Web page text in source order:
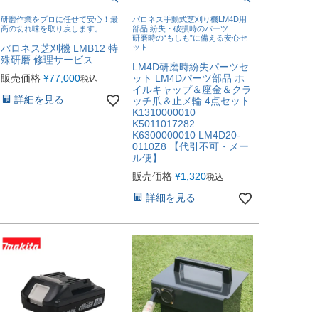
研磨作業をプロに任せて安心！最
高の切れ味を取り戻します。
バロネス芝刈機 LMB12 特
殊研磨 修理サービス
販売価格 ¥77,000税込
詳細を見る
バロネス手動式芝刈り機LM4D用
部品 紛失・破損時のパーツ
研磨時の“もしも”に備える安心セ
ット
LM4D研磨時紛失パーツセ
ット LM4Dパーツ部品 ホ
イルキャップ＆座金＆クラ
ッチ爪＆止メ輪 4点セット
K1310000010
K5011017282
K6300000010 LM4D20-
0110Z8 【代引不可・メー
ル便】
販売価格 ¥1,320税込
詳細を見る